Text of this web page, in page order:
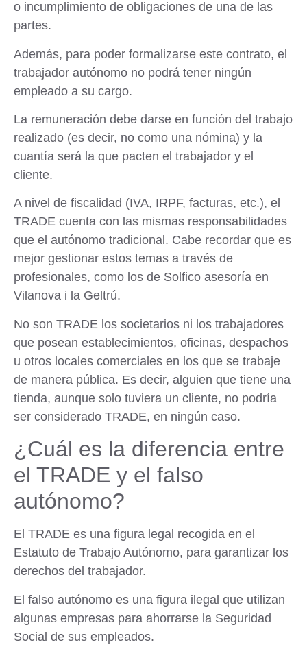
o incumplimiento de obligaciones de una de las
partes.
Además, para poder formalizarse este contrato, el
trabajador autónomo no podrá tener ningún
empleado a su cargo.
La remuneración debe darse en función del trabajo
realizado (es decir, no como una nómina) y la
cuantía será la que pacten el trabajador y el
cliente.
A nivel de fiscalidad (IVA, IRPF, facturas, etc.), el
TRADE cuenta con las mismas responsabilidades
que el autónomo tradicional. Cabe recordar que es
mejor gestionar estos temas a través de
profesionales, como los de Solfico asesoría en
Vilanova i la Geltrú.
No son TRADE los societarios ni los trabajadores
que posean establecimientos, oficinas, despachos
u otros locales comerciales en los que se trabaje
de manera pública. Es decir, alguien que tiene una
tienda, aunque solo tuviera un cliente, no podría
ser considerado TRADE, en ningún caso.
¿Cuál es la diferencia entre
el TRADE y el falso
autónomo?
El TRADE es una figura legal recogida en el
Estatuto de Trabajo Autónomo, para garantizar los
derechos del trabajador.
El falso autónomo es una figura ilegal que utilizan
algunas empresas para ahorrarse la Seguridad
Social de sus empleados.